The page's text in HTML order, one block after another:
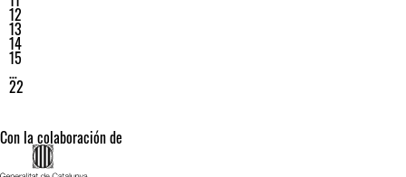
12
13
14
15
…
22
Con la colaboración de